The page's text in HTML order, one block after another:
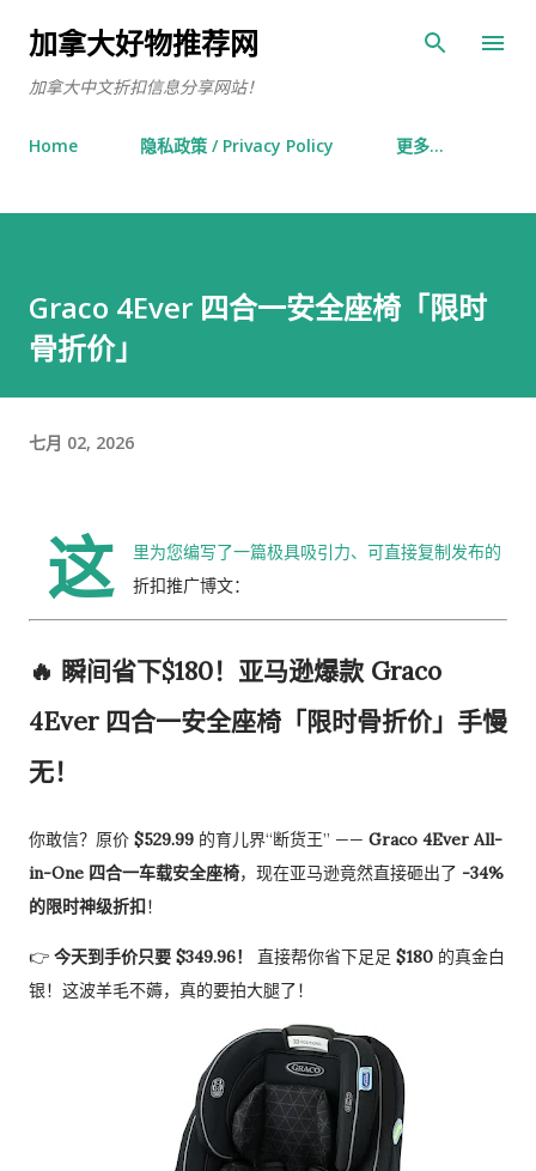
跳至主要内容
加拿大好物推荐网
加拿大中文折扣信息分享网站！
Home 隐私政策 / Privacy Policy 更多…
Graco 4Ever 四合一安全座椅「限时
骨折价」
七月 02, 2026
这
里为您编写了一篇极具吸引力、可直接复制发布的
折扣推广博文：
🔥 瞬间省下$180！亚马逊爆款 Graco
4Ever 四合一安全座椅「限时骨折价」手慢
无！
你敢信？原价 $529.99 的育儿界“断货王” —— Graco 4Ever All-
in-One 四合一车载安全座椅，现在亚马逊竟然直接砸出了 -34%
的限时神级折扣！
👉 今天到手价只要 $349.96！ 直接帮你省下足足 $180 的真金白
银！这波羊毛不薅，真的要拍大腿了！